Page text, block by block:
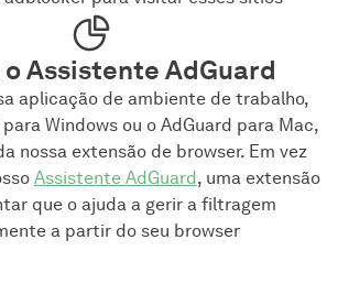
Assistente AdGuard
aplicação de ambiente de trabalho,
Windows ou o AdGuard para Mac,
nossa extensão de browser. Em vez
Assistente AdGuard, uma extensão
que o ajuda a gerir a filtragem
a partir do seu browser